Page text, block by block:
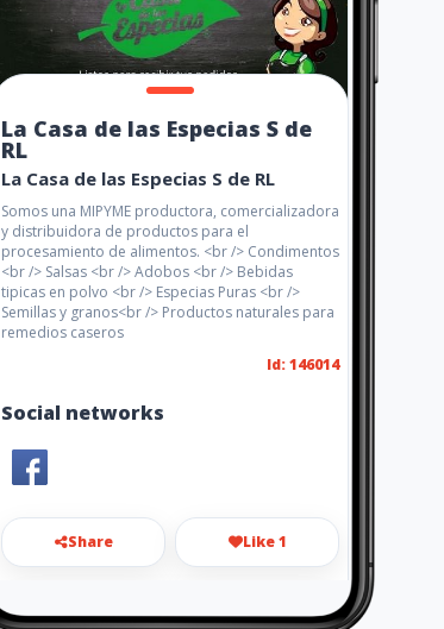
La Casa de las Especias S de
RL
La Casa de las Especias S de RL
Somos una MIPYME productora, comercializadora
y distribuidora de productos para el
procesamiento de alimentos. <br /> Condimentos
<br /> Salsas <br /> Adobos <br /> Bebidas
tipicas en polvo <br /> Especias Puras <br />
Semillas y granos<br /> Productos naturales para
remedios caseros
Id: 146014
Social networks
Share Like 1
lacasadelasespeciashn@gmail.c